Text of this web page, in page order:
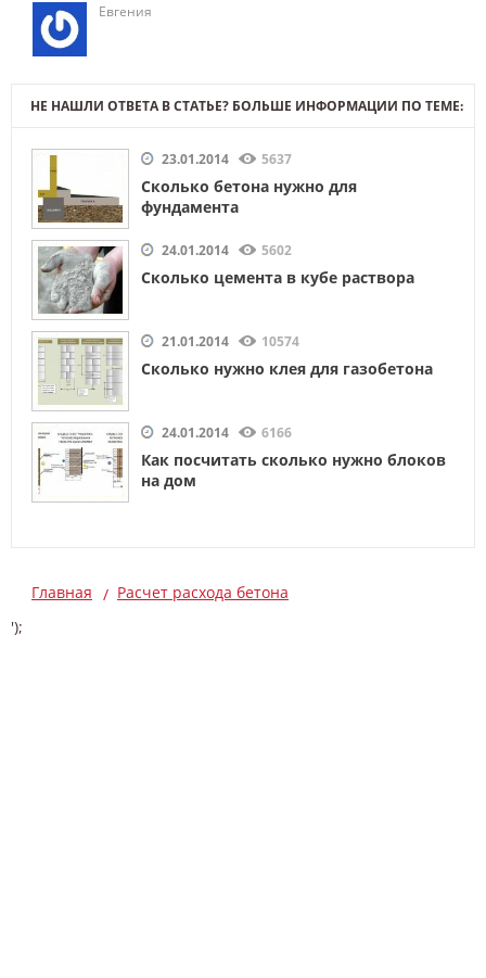
Евгения
НЕ НАШЛИ ОТВЕТА В СТАТЬЕ? БОЛЬШЕ ИНФОРМАЦИИ ПО ТЕМЕ:
23.01.2014 5637
Сколько бетона нужно для
фундамента
24.01.2014 5602
Сколько цемента в кубе раствора
21.01.2014 10574
Сколько нужно клея для газобетона
24.01.2014 6166
Как посчитать сколько нужно блоков
на дом
Главная
Расчет расхода бетона
');